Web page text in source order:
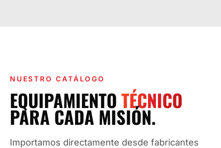
NUESTRO CATÁLOGO
EQUIPAMIENTOTÉCNICO
PARA CADA MISIÓN.
Importamos directamente desde fabricantes